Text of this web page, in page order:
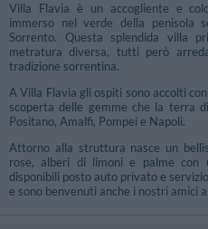
Villa Flavia è un accogliente e
immerso nel verde della penisola
Sorrento. Questa splendida villa
metratura diversa, tutti però
tradizione sorrentina.
A Villa Flavia gli ospiti sono accolti
scoperta delle gemme che la terra
Positano, Amalfi, Pompei e Napoli.
Attorno alla struttura nasce un
rose, alberi di limoni e palme con
disponibili posto auto privato e
e sono benvenuti anche i nostri amici